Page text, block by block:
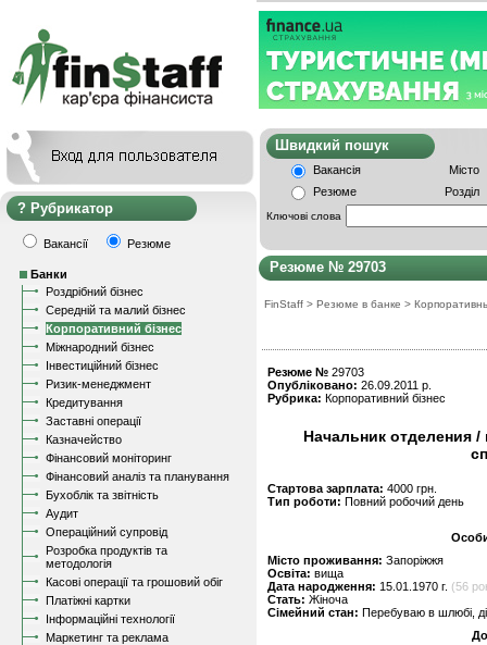
Рубрикатор
Вакансії Резюме
Банки
Роздрібний бізнес
Середній та малий бізнес
Корпоративний бізнес
Міжнародний бізнес
Інвестиційний бізнес
Ризик-менеджмент
Кредитування
Заставні операції
Казначейство
Фінансовий моніторинг
Фінансовий аналіз та планування
Бухоблік та звітність
Аудит
Операційний супровід
Розробка продуктів та
методологія
Касові операції та грошовий обіг
Платіжні картки
Інформаційні технології
Маркетинг та реклама
Швидкий
Вакансія
Місто
Резюме
Розділ
Ключові слова
Резюме № 29703
FinStaff > Резюме в банке >
Резюме № 29703
Опубліковано: 26.09.2011 р.
Рубрика: Корпоративний бізнес
Начальник отделения
Стартова зарплата: 4000 грн.
Тип роботи: Повний робочий день
Місто проживання: Запоріжжя
Освіта: вища
Дата народження: 15.01.1970 г. (56
Стать: Жіноча
Сімейний стан: Перебуваю в шлюбі,